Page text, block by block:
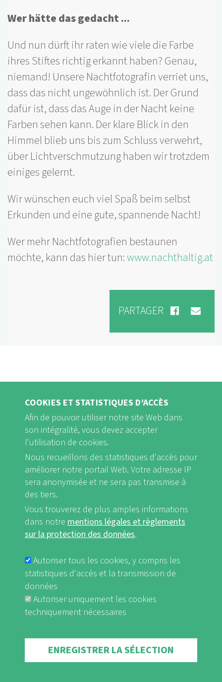
Wer hätte das gedacht ...
Und nun dürft ihr raten wie viele die Farbe
ihres Stiftes richtig erkannt haben? Genau,
niemand! Unsere Nachtfotografin verriet uns,
dass das nicht ungewöhnlich ist. Der Grund
dafür ist, dass das Auge in der Nacht keine
Farben sehen kann. Der klare Blick in den
Himmel blieb uns bis zum Schluss verwehrt,
über Lichtverschmutzung haben wir trotzdem
einiges gelernt.
Wir wünschen euch viel Spaß beim selbst
Erkunden und eine gute, spannende Nacht!
Wer mehr Nachtfotografien bestaunen
möchte, kann das hier tun:www.nachthaltig.at
PARTAGER
FB Youtube Instagram
FUSSBEREICHSMENÜ
Mentions légales et Règlements sur la protection des données
COOKIES ET STATISTIQUES D'ACCÈS
Afin de pouvoir utiliser notre site Web dans
son intégralité, vous devez accepter
l'utilisation de cookies.
Nous recueillons des statistiques d'accès pour
améliorer notre portail Web. Votre adresse IP
sera anonymisée et ne sera pas transmise à
des tiers.
Vous trouverez de plus amples informations
dans notre mentions légales et règlements
sur la protection des données.
Autoriser tous les cookies, y compris les
statistiques d'accès et la transmission de
données
Autoriser uniquement les cookies
techniquement nécessaires
ENREGISTRER LA SÉLECTION
Withdraw consent